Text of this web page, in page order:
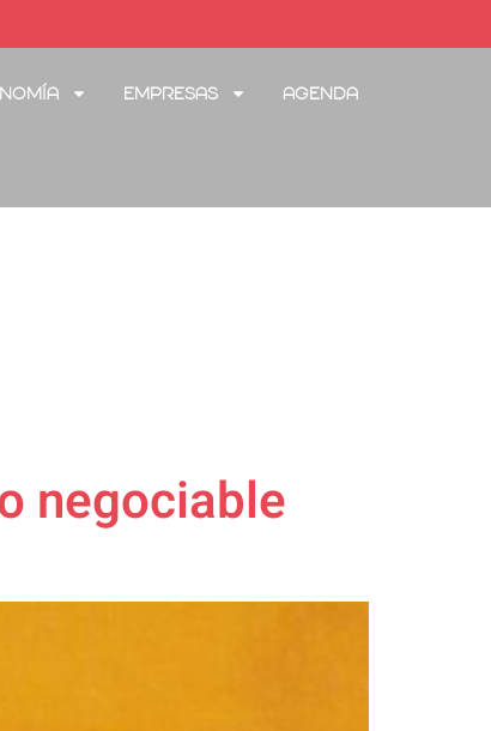
Empresas Agenda
negociable